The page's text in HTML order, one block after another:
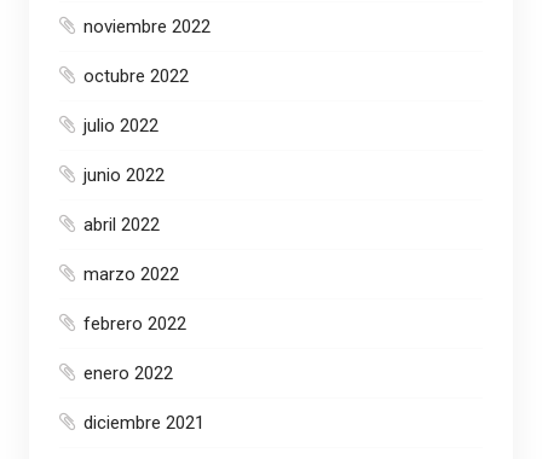
noviembre 2022
octubre 2022
julio 2022
junio 2022
abril 2022
marzo 2022
febrero 2022
enero 2022
diciembre 2021